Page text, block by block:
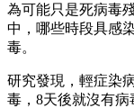
為可能只是死病毒
中，哪些時段具感
毒。
研究發現，輕症染
毒，8天後就沒有